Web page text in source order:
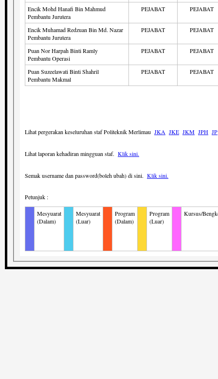
Encik Mohd Hanafi Bin Mahmud
Pembantu Jurutera
PEJABAT PEJABAT
Encik Muhamad Redzuan Bin Md. Nazar
Pembantu Jurutera
PEJABAT PEJABAT
Puan Nor Harpah Binti Ramly
Pembantu Operasi
PEJABAT PEJABAT
Puan Suzeelawati Binti Shahril
Pembantu Makmal
PEJABAT PEJABAT
Lihat pergerakan keseluruhan staf Politeknik Merlimau JKA JKE JKM JPH JP
Lihat laporan kehadiran mingguan staf. Klik sini.
Semak username dan password(boleh ubah) di sini. Klik sini.
Petunjuk :
Mesyuarat
(Dalam)
Mesyuarat
(Luar)
Program
(Dalam)
Program
(Luar)
Kursus/